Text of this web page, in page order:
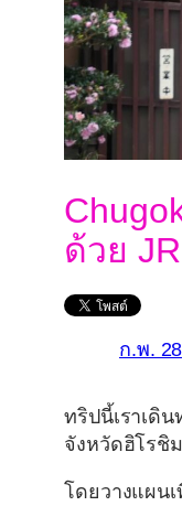
ด้วย
ก.พ.
ทริปนี้เราเดิ
จังหวัดฮิโรชิ
โดยวางแผนเ